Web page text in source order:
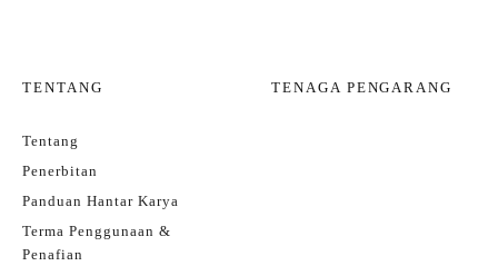
TENTANG
Tentang
Penerbitan
Panduan Hantar Karya
Terma Penggunaan &
Penafian
TENAGA PENGARANG